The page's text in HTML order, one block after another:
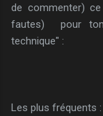
de commenter)
fautes) pour
technique" :
Les plus fréquents :